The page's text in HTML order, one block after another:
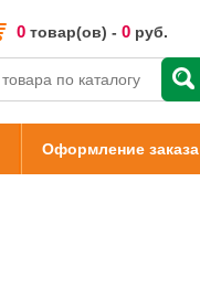
0 товар(ов) - 0 руб.
Оформление заказа